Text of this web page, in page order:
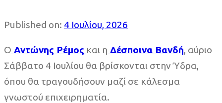
Published on: 4 Ιουλίου, 2026
O Αντώνης Ρέμος και η Δέσποινα Βανδή, αύριο
Σάββατο 4 Ιουλίου θα βρίσκονται στην Ύδρα,
όπου θα τραγουδήσουν μαζί σε κάλεσμα
γνωστού επιχειρηματία.